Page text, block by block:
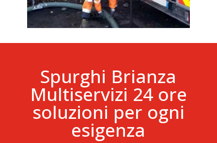
Spurghi Brianza
Multiservizi 24 ore
soluzioni per ogni
esigenza